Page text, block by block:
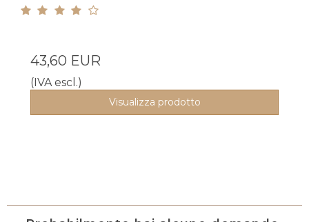
43,60 EUR
(IVA escl.)
Visualizza prodotto